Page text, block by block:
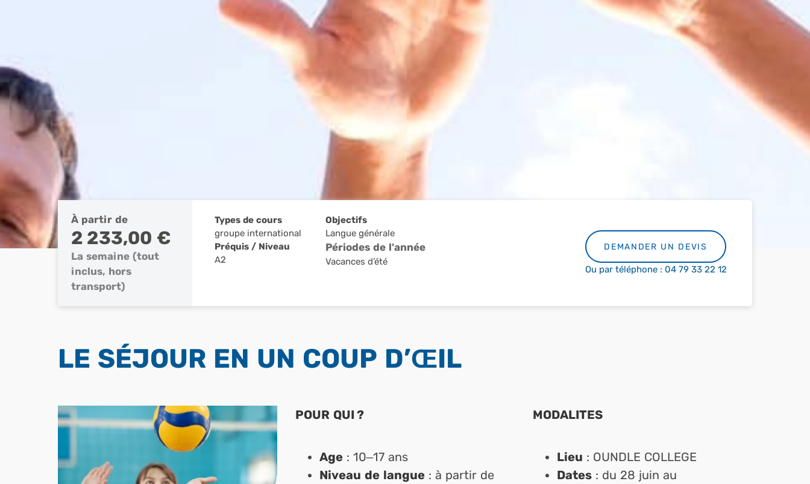
À partir de
2 233,00 €
La semaine (tout
inclus, hors
transport)
Types de cours
groupe international
Préquis / Niveau
A2
Objectifs
Langue générale
Périodes de l'année
Vacances d’été
DEMANDER UN DEVIS
Ou par téléphone : 04 79 33 22 12
LE SÉJOUR EN UN COUP D’ŒIL
POUR QUI ?
Age : 10–17 ans
Niveau de langue : à partir de
MODALITES
Lieu : OUNDLE COLLEGE
Dates : du 28 juin au